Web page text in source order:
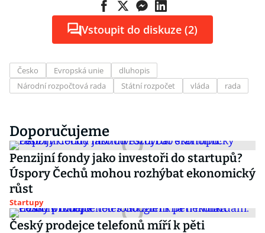
Vstoupit do diskuze (2)
Česko Evropská unie
dluhopis
Národní rozpočtová rada
Státní rozpočet vláda rada
Doporučujeme
Penzijní fondy jako investoři do startupů?
Úspory Čechů mohou rozhýbat ekonomický
růst
Startupy
Český prodejce telefonů míří k pěti